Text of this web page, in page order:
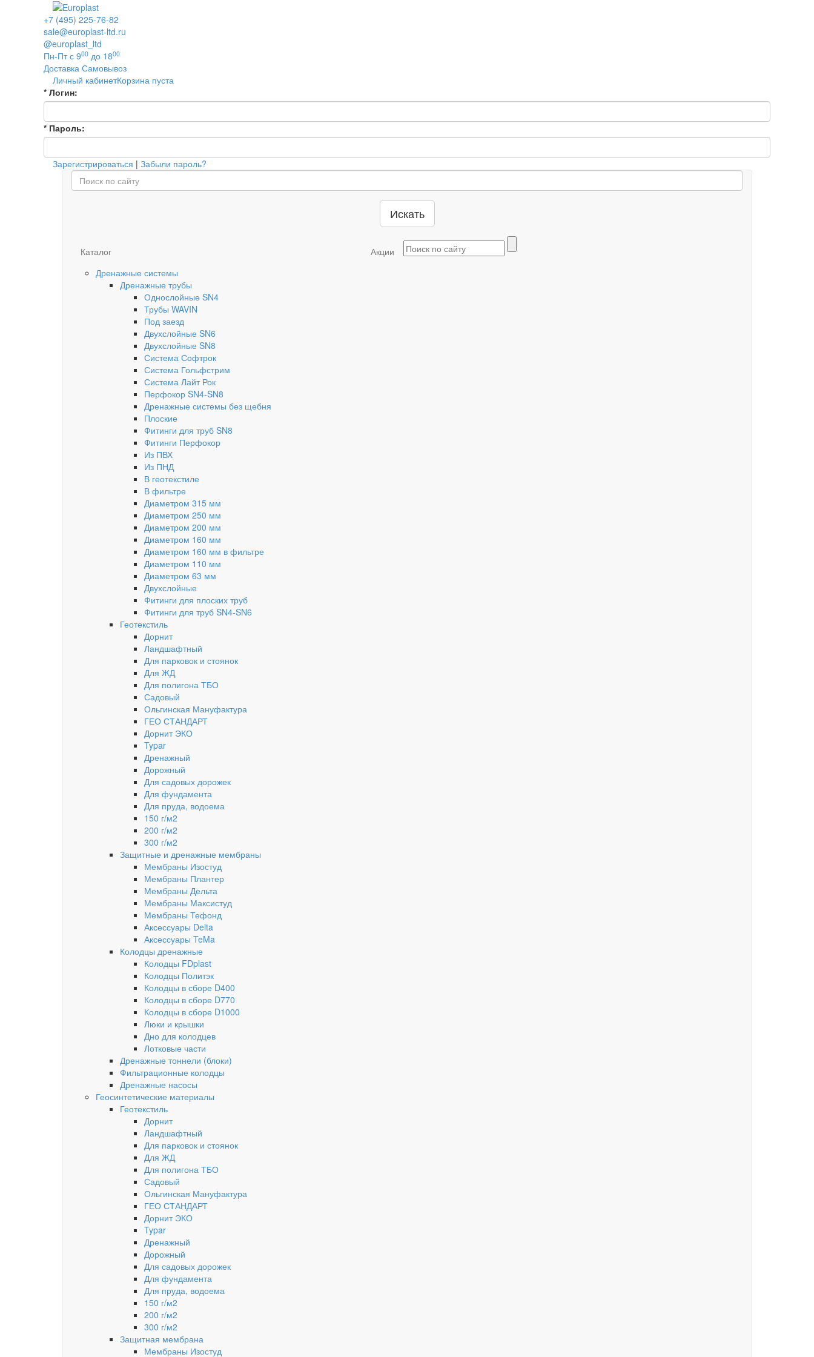
+7 (495) 225-76-82
sale@europlast-ltd.ru
@europlast_ltd
Пн-Пт с 900 до 1800
Доставка Самовывоз
Личный кабинетКорзина пуста
* Логин:
* Пароль:
Зарегистрироваться | Забыли пароль?
Искать
Каталог
Дренажные системы
Дренажные трубы
Однослойные SN4
Трубы WAVIN
Под заезд
Двухслойные SN6
Двухслойные SN8
Система Софтрок
Система Гольфстрим
Система Лайт Рок
Перфокор SN4-SN8
Дренажные системы без щебня
Плоские
Фитинги для труб SN8
Фитинги Перфокор
Из ПВХ
Из ПНД
В геотекстиле
В фильтре
Диаметром 315 мм
Диаметром 250 мм
Диаметром 200 мм
Диаметром 160 мм
Диаметром 160 мм в фильтре
Диаметром 110 мм
Диаметром 63 мм
Двухслойные
Фитинги для плоских труб
Фитинги для труб SN4-SN6
Геотекстиль
Дорнит
Ландшафтный
Для парковок и стоянок
Для ЖД
Для полигона ТБО
Садовый
Ольгинская Мануфактура
ГЕО СТАНДАРТ
Дорнит ЭКО
Typar
Дренажный
Дорожный
Для садовых дорожек
Для фундамента
Для пруда, водоема
150 г/м2
200 г/м2
300 г/м2
Защитные и дренажные мембраны
Мембраны Изостуд
Мембраны Плантер
Мембраны Дельта
Мембраны Максистуд
Мембраны Тефонд
Аксессуары Delta
Аксессуары TeMa
Колодцы дренажные
Колодцы FDplast
Колодцы Политэк
Колодцы в сборе D400
Колодцы в сборе D770
Колодцы в сборе D1000
Люки и крышки
Дно для колодцев
Лотковые части
Дренажные тоннели (блоки)
Фильтрационные колодцы
Дренажные насосы
Геосинтетические материалы
Геотекстиль
Дорнит
Ландшафтный
Для парковок и стоянок
Для ЖД
Для полигона ТБО
Садовый
Ольгинская Мануфактура
ГЕО СТАНДАРТ
Дорнит ЭКО
Typar
Дренажный
Дорожный
Для садовых дорожек
Для фундамента
Для пруда, водоема
150 г/м2
200 г/м2
300 г/м2
Защитная мембрана
Мембраны Изостуд
Акции